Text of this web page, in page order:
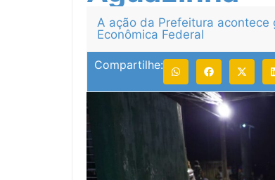
A ação da Prefeitura acontece
Econômica Federal
Compartilhe: